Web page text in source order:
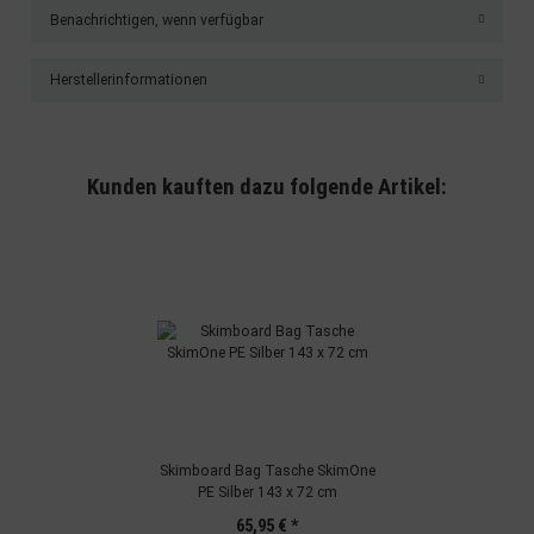
Benachrichtigen, wenn verfügbar
Herstellerinformationen
Kunden kauften dazu folgende Artikel:
Skimboard Bag Tasche SkimOne
PE Silber 143 x 72 cm
65,95 € *